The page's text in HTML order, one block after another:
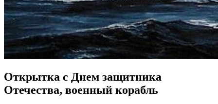
Открытка с Днем защитника
Отечества, военный корабль